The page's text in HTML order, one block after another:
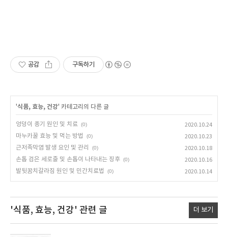
공감 구독하기
'식품, 효능, 건강' 카테고리의 다른 글
엉덩이 종기 원인 및 치료 (0)
2020.10.24
마누카꿀 효능 및 먹는 방법
(0)
2020.10.23
근저족막염 발생 요인 및 관리
(0)
2020.10.18
손톱 검은 세로줄 및 손톱이 나타내는 징후 (0)
2020.10.16
발뒷꿈치갈라짐 원인 및 민간치료법
(0) 2020.10.14
'식품, 효능, 건강' 관련 글 더 보기